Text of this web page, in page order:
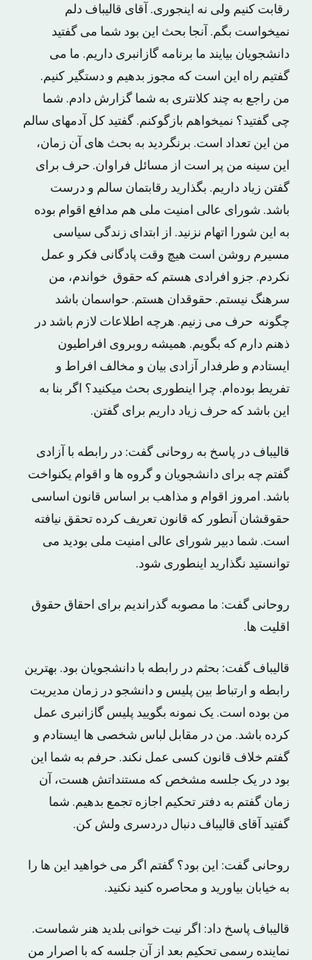
رقابت کنیم ولی نه اینجوری. آقای قالیباف دلم
نمیخواست بگم. آنجا بحث این بود شما می گفتید
دانشجویان بیایند ما برنامه گازانبری داریم. ما می
گفتیم راه این است که مجوز بدهیم و دستگیر کنیم.
من راجع به چند کلانتری به شما گزارش دادم. شما
چی گفتید؟ نمیخواهم بازگوکنم. گفتید کل آدمهای سالم
من این تعداد است. برنگردید به بحث های آن زمان،
این سینه من پر است از مسائل فراوان. حرف برای
گفتن زیاد داریم. بگذارید رقابتمان سالم و درست
باشد. شورای عالی امنیت ملی هم مدافع اقوام بوده
به این شورا اتهام نزنید. از ابتدای زندگی سیاسی
مسیرم روشن است هیچ وقت پادگانی فکر و عمل
نکردم. جزو افرادی هستم که حقوق خواندم، من
سرهنگ نیستم. حقوقدان هستم. حواسمان باشد
چگونه حرف می زنیم. هرچه اطلاعات لازم باشد در
ذهنم دارم که بگویم. همیشه روبروی افراطیون
ایستادم و طرفدار آزادی بیان و مخالف افراط و
تفریط بوده‌ام. چرا اینطوری بحث میکنید؟ اگر بنا به
این باشد که حرف زیاد داریم برای گفتن.
قالیباف در پاسخ به روحانی گفت: در رابطه با آزادی
گفتم چه برای دانشجویان و گروه ها و اقوام یکنواخت
باشد. امروز اقوام و مذاهب بر اساس قانون اساسی
حقوقشان آنطور که قانون تعریف کرده تحقق نیافته
است. شما دبیر شورای عالی امنیت ملی بودید می
توانستید نگذارید اینطوری شود.
روحانی گفت: ما مصوبه گذراندیم برای احقاق حقوق
اقلیت ها.
قالیباف گفت: بحثم در رابطه با دانشجویان بود. بهترین
رابطه و ارتباط بین پلیس و دانشجو در زمان مدیریت
من بوده است. یک نمونه بگویید پلیس گازانبری عمل
کرده باشد. من در مقابل لباس شخصی ها ایستادم و
گفتم خلاف قانون کسی عمل نکند. حرفم به شما این
بود در یک جلسه مشخص که مستنداتش هست، آن
زمان گفتم به دفتر تحکیم اجازه تجمع بدهیم. شما
گفتید آقای قالیباف دنبال دردسری ولش کن.
روحانی گفت: این بود؟ گفتم اگر می خواهید این ها را
به خیابان بیاورید و محاصره کنید نکنید.
قالیباف پاسخ داد: اگر نیت خوانی بلدید هنر شماست.
نماینده رسمی تحکیم بعد از آن جلسه که با اصرار من